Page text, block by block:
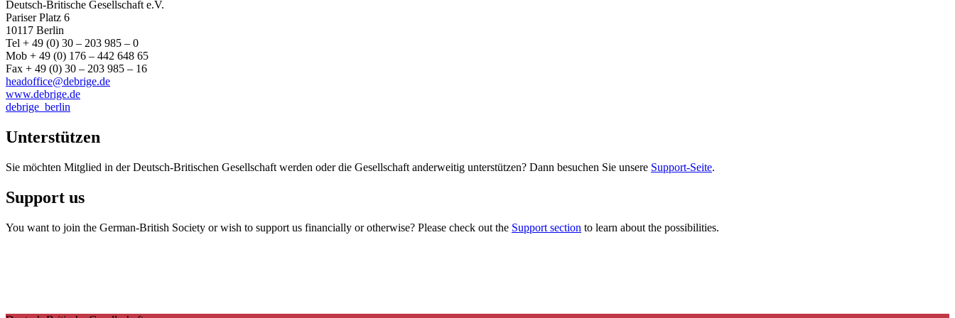
Deutsch-Britische Gesellschaft e.V.
Pariser Platz 6
10117 Berlin
Tel + 49 (0) 30 – 203 985 – 0
Mob + 49 (0) 176 – 442 648 65
Fax + 49 (0) 30 – 203 985 – 16
headoffice@debrige.de
www.debrige.de
debrige_berlin
Unterstützen
Sie möchten Mitglied in der Deutsch-Britischen Gesellschaft werden oder die Gesellschaft anderweitig unterstützen? Dann besuchen Sie unsere Support-Seite.
Support us
You want to join the German-British Society or wish to support us financially or otherwise? Please check out the Support section to learn about the possibilities.